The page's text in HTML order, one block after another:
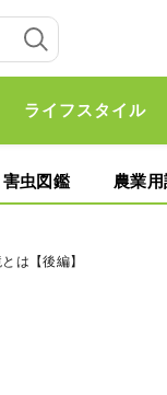
ライフスタイル
虫図鑑 農業
は【後編】